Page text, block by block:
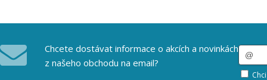
Chcete dostávat informace o akcích a novinkách
z našeho obchodu na email?